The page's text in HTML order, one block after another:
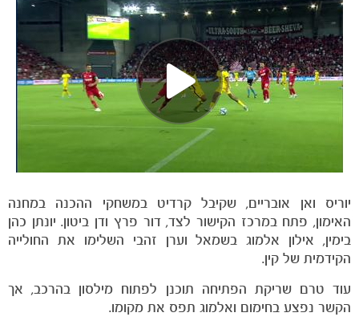
הקבוצות
יוריס ואן אובריים, שקיבל קרדיט במשחקי ההכנה במחנה
האימון, פתח במרכז הקישור לצד, דור פרץ ודן ביטון. יונתן כהן
בימין, אילון אלמוג בשמאל וערן זהבי השלימו את החולייה
הקידמית של קין.
עוד טרם שריקת הפתיחה תוכנן לפתוח מילסון בהרכב, אך
הקשר נפצע בחימום ואלמוג תפס את מקומו.